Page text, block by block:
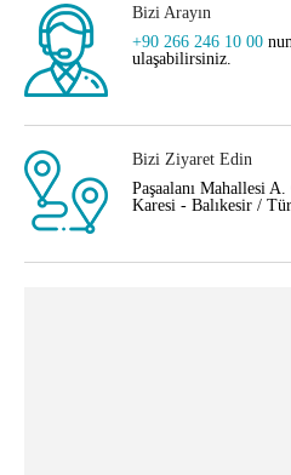
Bizi Arayın
+90 266 246 10 00
ulaşabilirsiniz.
Bizi Ziyaret Edin
Paşaalanı Mahallesi
Karesi - Balıkesir /